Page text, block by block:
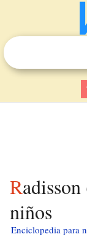
Radisson (Wisconsin) para
niños
Enciclopedia para